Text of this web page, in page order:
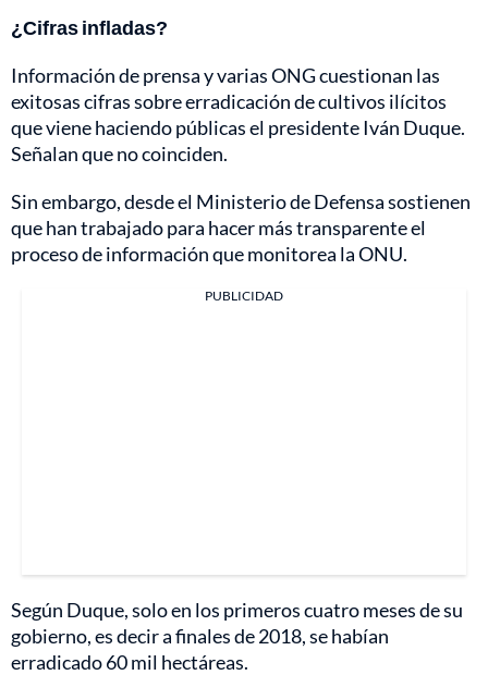
¿Cifras infladas?
Información de prensa y varias ONG cuestionan las
exitosas cifras sobre erradicación de cultivos ilícitos
que viene haciendo públicas el presidente Iván Duque.
Señalan que no coinciden.
Sin embargo, desde el Ministerio de Defensa sostienen
que han trabajado para hacer más transparente el
proceso de información que monitorea la ONU.
PUBLICIDAD
Según Duque, solo en los primeros cuatro meses de su
gobierno, es decir a finales de 2018, se habían
erradicado 60 mil hectáreas.